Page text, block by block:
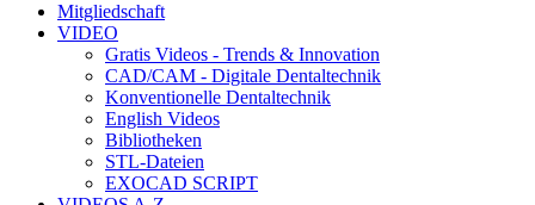
Mitgliedschaft
VIDEO
Gratis Videos - Trends & Innovation
CAD/CAM - Digitale Dentaltechnik
Konventionelle Dentaltechnik
English Videos
Bibliotheken
STL-Dateien
EXOCAD SCRIPT